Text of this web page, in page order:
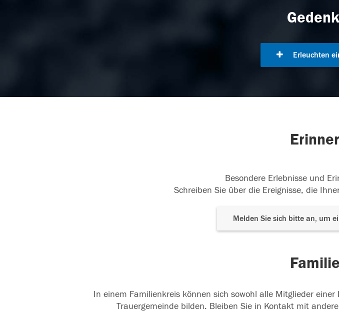
Erleuchten
Besondere Erlebnisse und
Schreiben Sie über die Ereignisse, die
Melden Sie sich bitte an, um
In einem Familienkreis können sich sowohl alle Mitglieder
Trauergemeinde bilden. Bleiben Sie in Kontakt mit